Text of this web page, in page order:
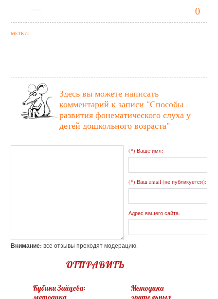
0
МЕТКИ:
Здесь вы можете написать
комментарий к записи "Способы
развития фонематического слуха у
детей дошкольного возраста"
(*) Ваше имя:
(*) Ваш email (не публикуется):
Адрес вашего сайта:
Внимание: все отзывы проходят модерацию.
ОТПРАВИТЬ
Кубики Зайцева:
методика
Методика
зрительных